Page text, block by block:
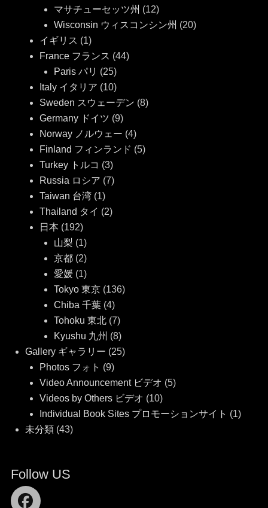
マサチューセッツ州 (12)
Wisconsin ウィスコンシン州 (20)
イギリス (1)
France フランス (44)
Paris パリ (25)
Italy イタリア (10)
Sweden スウェーデン (8)
Germany ドイツ (9)
Norway ノルウェー (4)
Finland フィンランド (5)
Turkey トルコ (3)
Russia ロシア (7)
Taiwan 台湾(1)
Thailand タイ (2)
日本 (192)
山梨 (1)
京都(2)
愛媛(1)
Tokyo 東京(136)
Chiba 千葉(4)
Tohoku 東北(7)
Kyushu 九州 (8)
Gallery ギャラリー (25)
Photos フォト (9)
Video Announcement ビデオ (5)
Videos by Others ビデオ (10)
Individual Book Sites プロモーションサイト (1)
未分類(43)
Follow US
Facebook